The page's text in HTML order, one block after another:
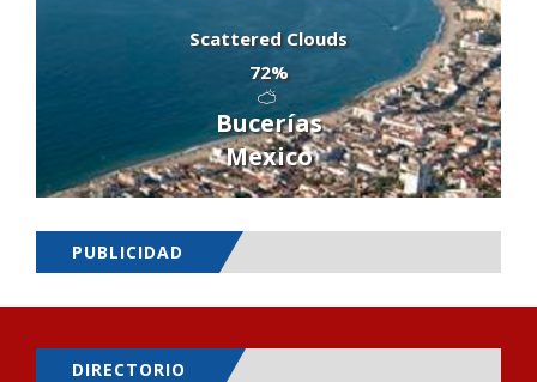
Scattered Clouds
72%
Bucerías
Mexico
PUBLICIDAD
DIRECTORIO